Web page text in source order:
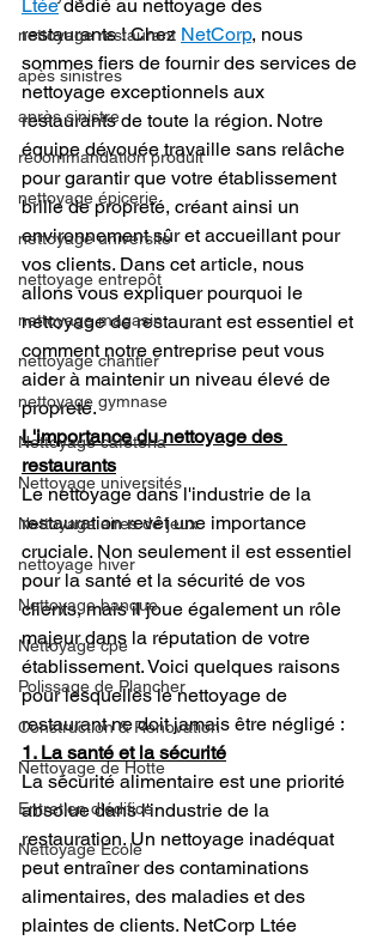
nettoyage restaurant
apès sinistres
après sinistre
recommandation produit
nettoyage épicerie
nettoyage universite
nettoyage entrepôt
nettoyage magasin
nettoyage chantier
nettoyage gymnase
Nettoyage cafeteria
Nettoyage universités
Nettoyage aires de jeux
nettoyage hiver
Nettoyage banque
Nettoyage cpe
Polissage de Plancher
Construction & Rénovation
Nettoyage de Hotte
Entretien d'édifice
Nettoyage École
Ltée dédié au nettoyage des
restaurants ! Chez NetCorp, nous
sommes fiers de fournir des services de
nettoyage exceptionnels aux
restaurants de toute la région. Notre
équipe dévouée travaille sans relâche
pour garantir que votre établissement
brille de propreté, créant ainsi un
environnement sûr et accueillant pour
vos clients. Dans cet article, nous
allons vous expliquer pourquoi le
nettoyage de restaurant est essentiel et
comment notre entreprise peut vous
aider à maintenir un niveau élevé de
propreté.
L'importance du nettoyage des
restaurants
Le nettoyage dans l'industrie de la
restauration revêt une importance
cruciale. Non seulement il est essentiel
pour la santé et la sécurité de vos
clients, mais il joue également un rôle
majeur dans la réputation de votre
établissement. Voici quelques raisons
pour lesquelles le nettoyage de
restaurant ne doit jamais être négligé :
1. La santé et la sécurité
La sécurité alimentaire est une priorité
absolue dans l'industrie de la
restauration. Un nettoyage inadéquat
peut entraîner des contaminations
alimentaires, des maladies et des
plaintes de clients. NetCorp Ltée